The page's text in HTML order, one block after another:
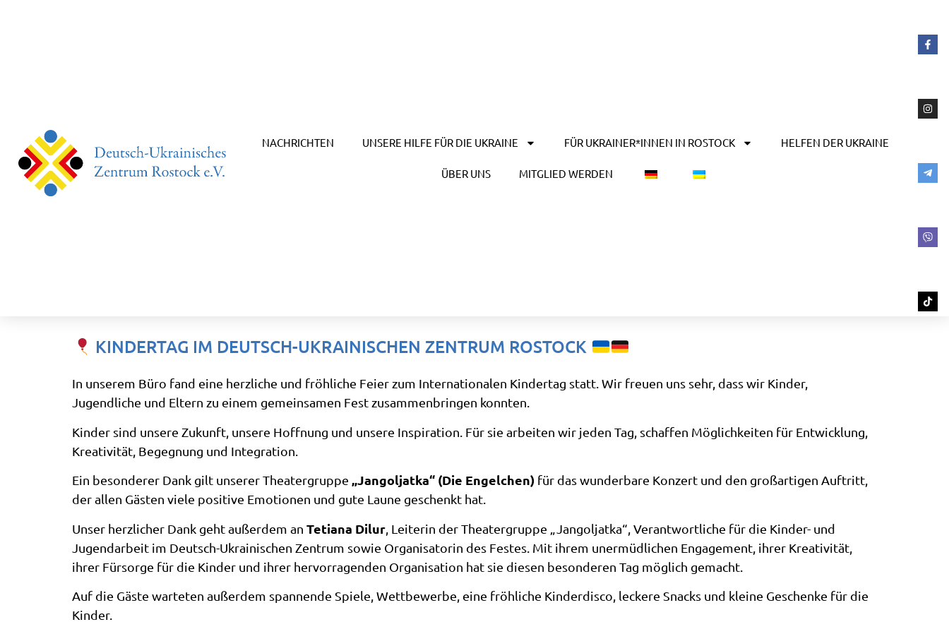
NACHRICHTEN UNSERE HILFE FÜR DIE UKRAINE FÜR UKRAINER*INNEN IN ROSTOCK HELFEN DER UKRAINE
ÜBER UNS MITGLIED WERDEN
KINDERTAG IM DEUTSCH-UKRAINISCHEN ZENTRUM ROSTOCK
In unserem Büro fand eine herzliche und fröhliche Feier zum Internationalen Kindertag statt. Wir freuen uns sehr, dass wir Kinder,
Jugendliche und Eltern zu einem gemeinsamen Fest zusammenbringen konnten.
Kinder sind unsere Zukunft, unsere Hoffnung und unsere Inspiration. Für sie arbeiten wir jeden Tag, schaffen Möglichkeiten für Entwicklung,
Kreativität, Begegnung und Integration.
Ein besonderer Dank gilt unserer Theatergruppe „Jangoljatka“ (Die Engelchen) für das wunderbare Konzert und den großartigen Auftritt,
der allen Gästen viele positive Emotionen und gute Laune geschenkt hat.
Unser herzlicher Dank geht außerdem an Tetiana Dilur , Leiterin der Theatergruppe „Jangoljatka“, Verantwortliche für die Kinder- und
Jugendarbeit im Deutsch-Ukrainischen Zentrum sowie Organisatorin des Festes. Mit ihrem unermüdlichen Engagement, ihrer Kreativität,
ihrer Fürsorge für die Kinder und ihrer hervorragenden Organisation hat sie diesen besonderen Tag möglich gemacht.
Auf die Gäste warteten außerdem spannende Spiele, Wettbewerbe, eine fröhliche Kinderdisco, leckere Snacks und kleine Geschenke für die
Kinder.